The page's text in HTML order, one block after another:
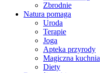
Zbrodnie
Natura pomaga
Uroda
Terapie
Joga
Apteka przyrody
Magiczna kuchnia
Diety